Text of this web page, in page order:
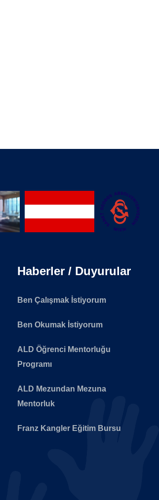
Haberler / Duyurular
Ben Çalışmak İstiyorum
Ben Okumak İstiyorum
ALD Öğrenci Mentorluğu
Programı
ALD Mezundan Mezuna
Mentorluk
Franz Kangler Eğitim Bursu